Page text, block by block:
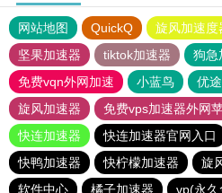
网站地图 QuickQ 旋风加速度
坚果加速器
tiktok加速器
狗急
免费vqn外网加速
小蓝鸟 优
旋风加速器
免费vps加速器外网
快连加速器
快连加速器官网入口
快鸭加速器
快柠檬加速器 旋
软件中心
橘子加速器 vp(永久